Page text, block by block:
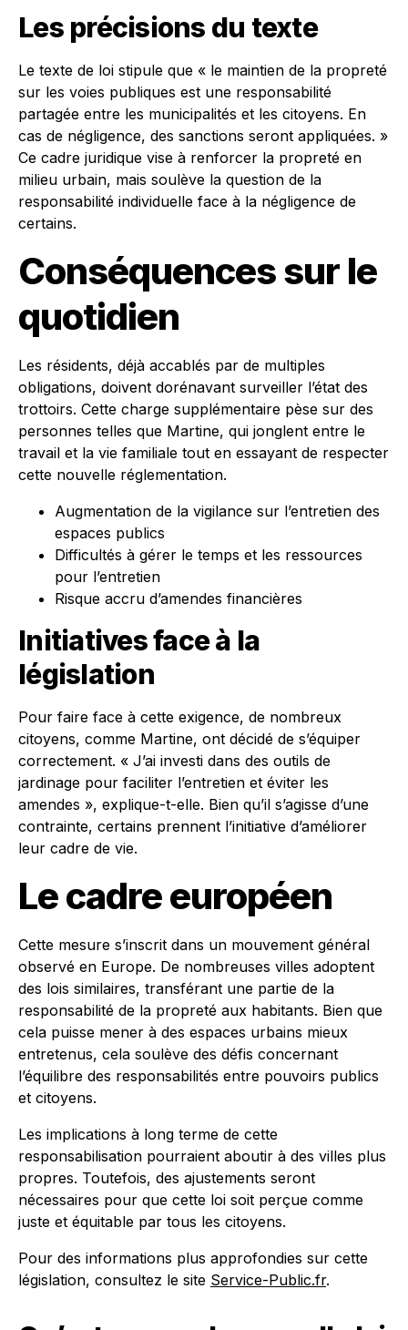
Les précisions du texte
Le texte de loi stipule que « le maintien de la propreté
sur les voies publiques est une responsabilité
partagée entre les municipalités et les citoyens. En
cas de négligence, des sanctions seront appliquées. »
Ce cadre juridique vise à renforcer la propreté en
milieu urbain, mais soulève la question de la
responsabilité individuelle face à la négligence de
certains.
Conséquences sur le
quotidien
Les résidents, déjà accablés par de multiples
obligations, doivent dorénavant surveiller l’état des
trottoirs. Cette charge supplémentaire pèse sur des
personnes telles que Martine, qui jonglent entre le
travail et la vie familiale tout en essayant de respecter
cette nouvelle réglementation.
Augmentation de la vigilance sur l’entretien des
espaces publics
Difficultés à gérer le temps et les ressources
pour l’entretien
Risque accru d’amendes financières
Initiatives face à la
législation
Pour faire face à cette exigence, de nombreux
citoyens, comme Martine, ont décidé de s’équiper
correctement. « J’ai investi dans des outils de
jardinage pour faciliter l’entretien et éviter les
amendes », explique-t-elle. Bien qu’il s’agisse d’une
contrainte, certains prennent l’initiative d’améliorer
leur cadre de vie.
Le cadre européen
Cette mesure s’inscrit dans un mouvement général
observé en Europe. De nombreuses villes adoptent
des lois similaires, transférant une partie de la
responsabilité de la propreté aux habitants. Bien que
cela puisse mener à des espaces urbains mieux
entretenus, cela soulève des défis concernant
l’équilibre des responsabilités entre pouvoirs publics
et citoyens.
Les implications à long terme de cette
responsabilisation pourraient aboutir à des villes plus
propres. Toutefois, des ajustements seront
nécessaires pour que cette loi soit perçue comme
juste et équitable par tous les citoyens.
Pour des informations plus approfondies sur cette
législation, consultez le site Service-Public.fr.